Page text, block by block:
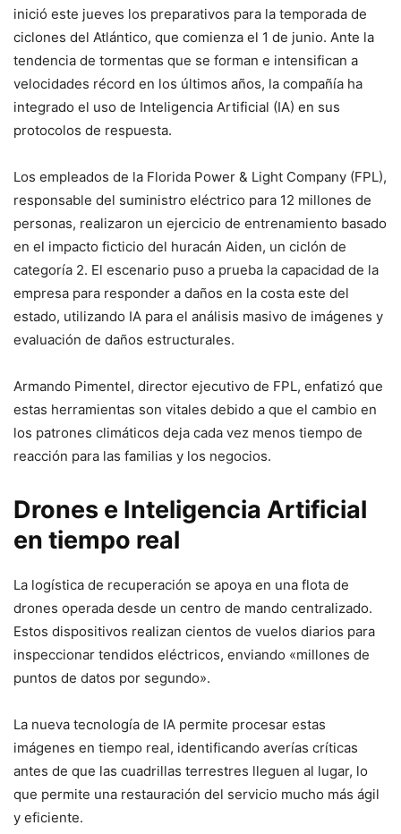
inició este jueves los preparativos para la temporada de
ciclones del Atlántico, que comienza el 1 de junio. Ante la
tendencia de tormentas que se forman e intensifican a
velocidades récord en los últimos años, la compañía ha
integrado el uso de Inteligencia Artificial (IA) en sus
protocolos de respuesta.
Los empleados de la Florida Power & Light Company (FPL),
responsable del suministro eléctrico para 12 millones de
personas, realizaron un ejercicio de entrenamiento basado
en el impacto ficticio del huracán Aiden, un ciclón de
categoría 2. El escenario puso a prueba la capacidad de la
empresa para responder a daños en la costa este del
estado, utilizando IA para el análisis masivo de imágenes y
evaluación de daños estructurales.
Armando Pimentel, director ejecutivo de FPL, enfatizó que
estas herramientas son vitales debido a que el cambio en
los patrones climáticos deja cada vez menos tiempo de
reacción para las familias y los negocios.
Drones e Inteligencia Artificial
en tiempo real
La logística de recuperación se apoya en una flota de
drones operada desde un centro de mando centralizado.
Estos dispositivos realizan cientos de vuelos diarios para
inspeccionar tendidos eléctricos, enviando «millones de
puntos de datos por segundo».
La nueva tecnología de IA permite procesar estas
imágenes en tiempo real, identificando averías críticas
antes de que las cuadrillas terrestres lleguen al lugar, lo
que permite una restauración del servicio mucho más ágil
y eficiente.